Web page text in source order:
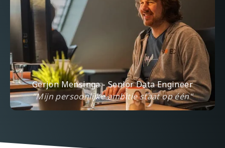
Gerjon Mensinga - Senior Data Engineer
"Mijn persoonlijke ambitie staat op één"